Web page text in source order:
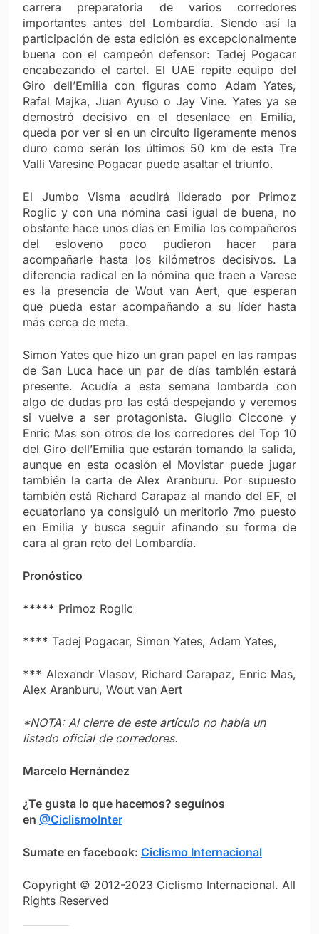
carrera preparatoria de varios corredores
importantes antes del Lombardía. Siendo así la
participación de esta edición es excepcionalmente
buena con el campeón defensor: Tadej Pogacar
encabezando el cartel. El UAE repite equipo del
Giro dell’Emilia con figuras como Adam Yates,
Rafal Majka, Juan Ayuso o Jay Vine. Yates ya se
demostró decisivo en el desenlace en Emilia,
queda por ver si en un circuito ligeramente menos
duro como serán los últimos 50 km de esta Tre
Valli Varesine Pogacar puede asaltar el triunfo.
El Jumbo Visma acudirá liderado por Primoz
Roglic y con una nómina casi igual de buena, no
obstante hace unos días en Emilia los compañeros
del esloveno poco pudieron hacer para
acompañarle hasta los kilómetros decisivos. La
diferencia radical en la nómina que traen a Varese
es la presencia de Wout van Aert, que esperan
que pueda estar acompañando a su líder hasta
más cerca de meta.
Simon Yates que hizo un gran papel en las rampas
de San Luca hace un par de días también estará
presente. Acudía a esta semana lombarda con
algo de dudas pro las está despejando y veremos
si vuelve a ser protagonista. Giuglio Ciccone y
Enric Mas son otros de los corredores del Top 10
del Giro dell’Emilia que estarán tomando la salida,
aunque en esta ocasión el Movistar puede jugar
también la carta de Alex Aranburu. Por supuesto
también está Richard Carapaz al mando del EF, el
ecuatoriano ya consiguió un meritorio 7mo puesto
en Emilia y busca seguir afinando su forma de
cara al gran reto del Lombardía.
Pronóstico
***** Primoz Roglic
**** Tadej Pogacar, Simon Yates, Adam Yates,
*** Alexandr Vlasov, Richard Carapaz, Enric Mas,
Alex Aranburu, Wout van Aert
*NOTA: Al cierre de este artículo no había un
listado oficial de corredores.
Marcelo Hernández
¿Te gusta lo que hacemos? seguínos
en @CiclismoInter
Sumate en facebook: Ciclismo Internacional
Copyright © 2012-2023 Ciclismo Internacional. All
Rights Reserved